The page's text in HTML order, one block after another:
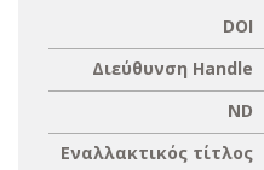
DOI
Διεύθυνση Handle
ND
Εναλλακτικός τίτλος